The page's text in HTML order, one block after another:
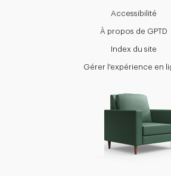
Accessibilité
À propos de GPTD
Index du site
Gérer l'expérience en